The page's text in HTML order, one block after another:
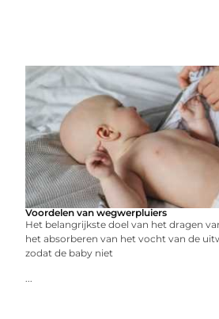
Voordelen van wegwerpluiers
Het belangrijkste doel van het dragen
het absorberen van het vocht van de
zodat de baby niet
...